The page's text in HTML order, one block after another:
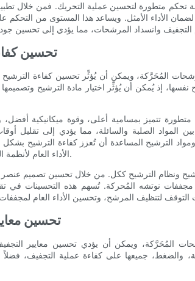
تحكم متطورة لتحسين عملية التحريك. فمن خلال
الأداء الأمثل. ويساعد هذا المستوى من التحكم
تحسين
المُحَرَّكة، ويمكن أن يُؤثِّر تحسين كفاءة
إذ يُمكن أن يُؤثِّر اختيار مادة الترشيح
تتميز بمسامية أعلى، وقوة ميكانيكية
الصلبة والسائلة، مما يؤدي إلى تقليل
الترشيح المساعدة أن تُعزز كفاءة الترشيح
الأداء العام لأنظمة الترشيح المتقدمة.
ونظام الترشيح ككل. من خلال تحسين تصميم عنصر
نوتشه المُحركة. تُسهم هذه التحسينات في
تحسين
المُحَرَّكة، ويمكن أن يؤدي تحسين معايير
والضغط، جميعها على كفاءة عملية التجفيف،